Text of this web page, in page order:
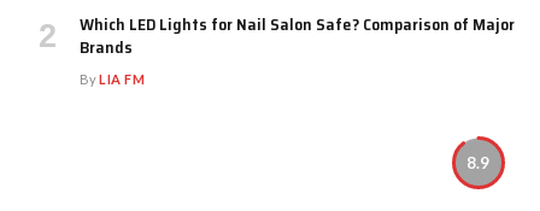
Which LED Lights for Nail Salon Safe? Comparison of Major
Brands
ByLIA FM
8.9